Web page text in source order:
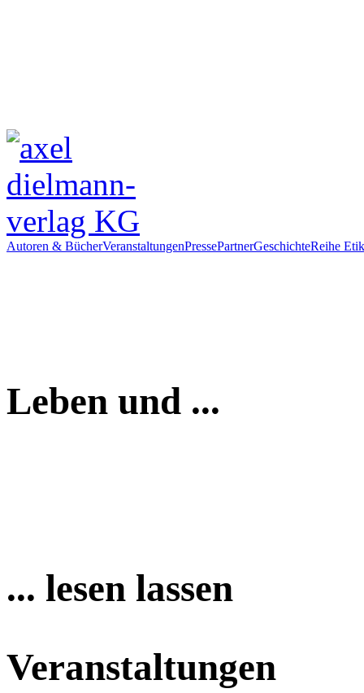
Autoren & BücherVeranstaltungenPressePartnerGeschichteReihe
Leben und ...
... lesen lassen
Veranstaltungen